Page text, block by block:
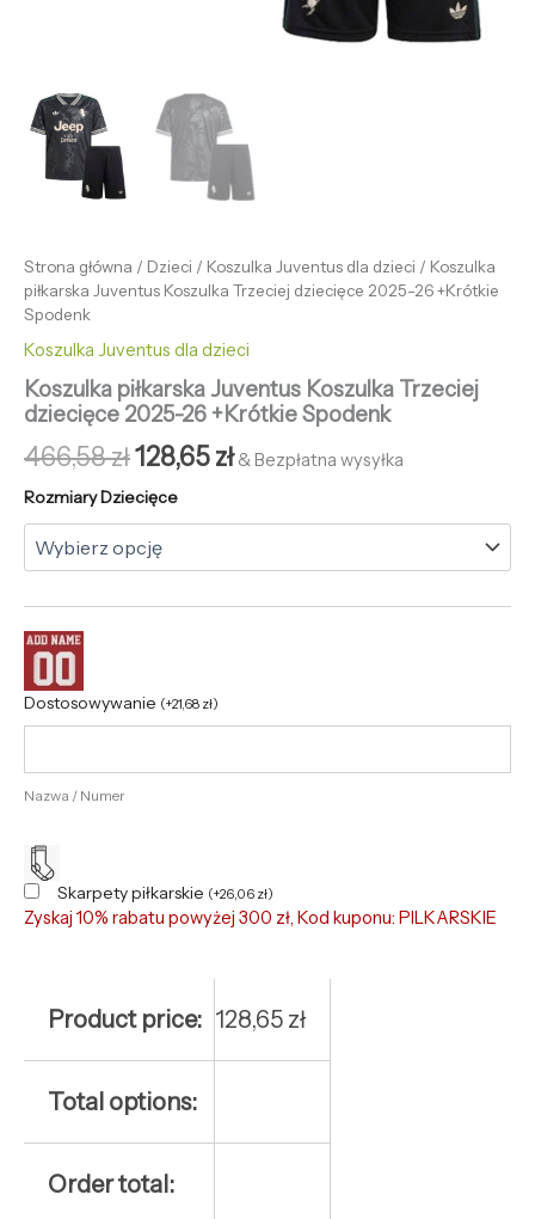
Strona główna / Dzieci / Koszulka Juventus dla dzieci / Koszulka
piłkarska Juventus Koszulka Trzeciej dziecięce 2025-26 +Krótkie
Spodenk
Koszulka Juventus dla dzieci
Koszulka piłkarska Juventus Koszulka Trzeciej
dziecięce 2025-26 +Krótkie Spodenk
466,58zł128,65zł & Bezpłatna wysyłka
Rozmiary Dziecięce
Dostosowywanie (+21,68 zł)
Nazwa / Numer
Skarpety piłkarskie (+26,06 zł)
Zyskaj 10% rabatu powyżej 300 zł, Kod kuponu: PILKARSKIE
Product price: 128,65 zł
Total options:
Order total: